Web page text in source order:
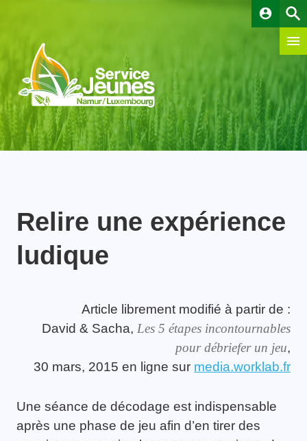
account_circle
Relire une expérience
ludique
Article librement modifié à partir de :
David & Sacha, Les 5 étapes incontournables
pour débriefer un jeu,
30 mars, 2015 en ligne sur media.worklab.fr
Une séance de décodage est indispensable
après une phase de jeu afin d’en tirer des